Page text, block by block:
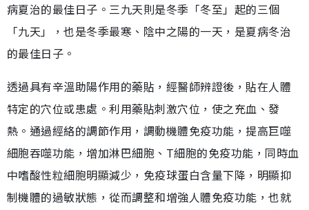
病夏治的最佳日子。三九天則是冬季「冬至」起的三個
「九天」，也是冬季最寒、陰中之陽的一天，是夏病冬治
的最佳日子。
透過具有辛溫助陽作用的藥貼，經醫師辨證後，貼在人體
特定的穴位或患處。利用藥貼刺激穴位，使之充血、發
熱。通過經絡的調節作用，調動機體免疫功能，提高巨噬
細胞吞噬功能，增加淋巴細胞、T細胞的免疫功能，同時血
中嗜酸性粒細胞明顯減少，免疫球蛋白含量下降，明顯抑
制機體的過敏狀態，從而調整和增強人體免疫功能，也就